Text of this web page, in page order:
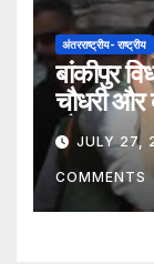
अंतरराष्ट्रीय- राष्ट्रीय
बांकीपुर
चौधरी और
शोJULY 27,
COMMENTS